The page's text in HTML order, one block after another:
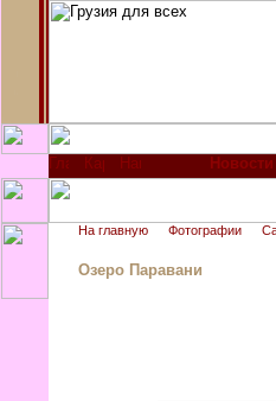
Новости
На главную Фотографии
Озеро Паравани